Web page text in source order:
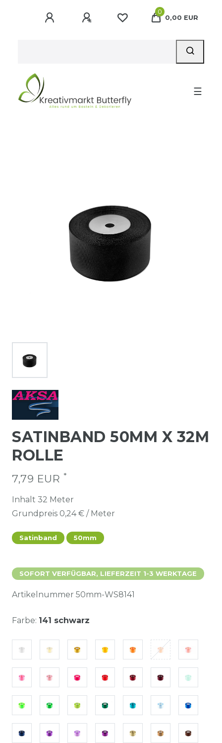
0
0,00 EUR
☰
SATINBAND 50MM X 32M
ROLLE
7,79 EUR *
Inhalt 32 Meter
Grundpreis 0,24 € / Meter
Satinband 50mm
SOFORT VERFÜGBAR, LIEFERZEIT 1-3 WERKTAGE
Artikelnummer 50mm-WS8141
Farbe: 141 schwarz